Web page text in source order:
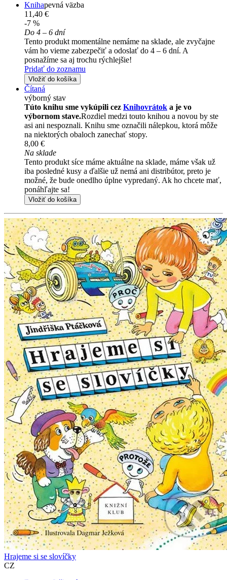
Knihapevná väzba
11,40 €
-7 %
Do 4 – 6 dní
Tento produkt momentálne nemáme na sklade, ale zvyčajne
vám ho vieme zabezpečiť a odoslať do 4 – 6 dní. A
posnažíme sa aj trochu rýchlejšie!
Pridať do zoznamu
Vložiť do košíka
Čítaná
výborný stav
Túto knihu sme vykúpili cez Knihovrátok a je vo
výbornom stave.Rozdiel medzi touto knihou a novou by ste
asi ani nespoznali. Knihu sme označili nálepkou, ktorá môže
na niektorých obaloch zanechať stopy.
8,00 €
Na sklade
Tento produkt síce máme aktuálne na sklade, máme však už
iba posledné kusy a ďalšie už nemá ani distribútor, preto je
možné, že bude onedlho úplne vypredaný. Ak ho chcete mať,
ponáhľajte sa!
Vložiť do košíka
Hrajeme si se slovíčky
CZ